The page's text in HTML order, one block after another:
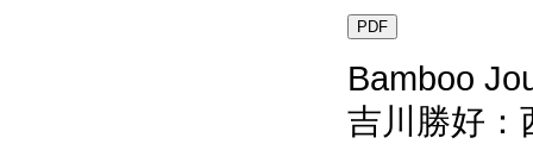
PDF
Bamboo
吉川勝好：